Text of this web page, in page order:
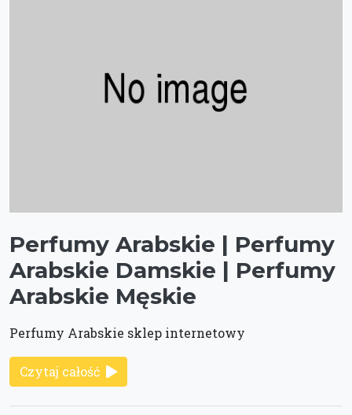
Perfumy Arabskie | Perfumy
Arabskie Damskie | Perfumy
Arabskie Męskie
Perfumy Arabskie sklep internetowy
Czytaj całość